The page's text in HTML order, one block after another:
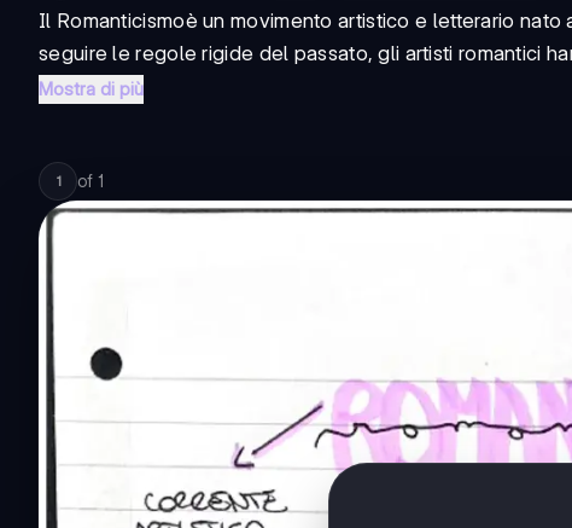
Il Romanticismoè un movimento artistico e letterario
seguire le regole rigide del passato, gli artisti romantici
Mostra di più
1 of 1